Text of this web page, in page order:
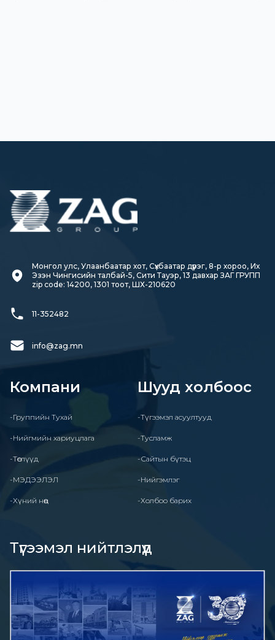
Монгол улс, Улаанбаатар хот, Сүхбаатар дүүрэг, 8-р хороо, Их
Эзэн Чингисийн талбай-5, Сити Тауэр, 13 давхар ЗАГ ГРУПП
zip code: 14200, 1301 тоот, ШХ-210620
11-352482
info@zag.mn
Компани
-Группийн Тухай
-Нийгмийн хариуцлага
-Төслүүд
-МЭДЭЭЛЭЛ
-Хүний нөөц
Шууд холбоос
-Түгээмэл асуултууд
-Тусламж
-Сайтын бүтэц
-Нийгэмлэг
-Холбоо барих
Түгээмэл нийтлэлүүд